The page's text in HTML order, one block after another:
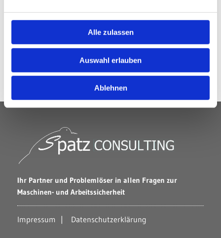
Alle zulassen
Auswahl erlauben
Ablehnen
Ihr Partner und Problemlöser in allen Fragen zur
Maschinen- und Arbeitssicherheit
Impressum | Datenschutzerklärung